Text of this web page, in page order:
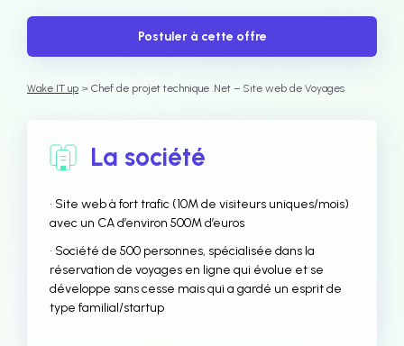
Postuler à cette offre
Wake IT up > Chef de projet technique .Net – Site web de Voyages
La société
• Site web à fort trafic (10M de visiteurs uniques/mois)
avec un CA d’environ 500M d’euros
• Société de 500 personnes, spécialisée dans la
réservation de voyages en ligne qui évolue et se
développe sans cesse mais qui a gardé un esprit de
type familial/startup